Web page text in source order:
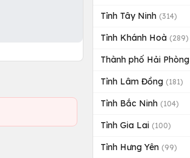
Tỉnh Tây Ninh (314)
Tỉnh Khánh Hoà (289)
Thành phố Hải Phòng
Tỉnh Lâm Đồng (181)
Tỉnh Bắc Ninh (104)
Tỉnh Gia Lai (100)
Tỉnh Hưng Yên (99)